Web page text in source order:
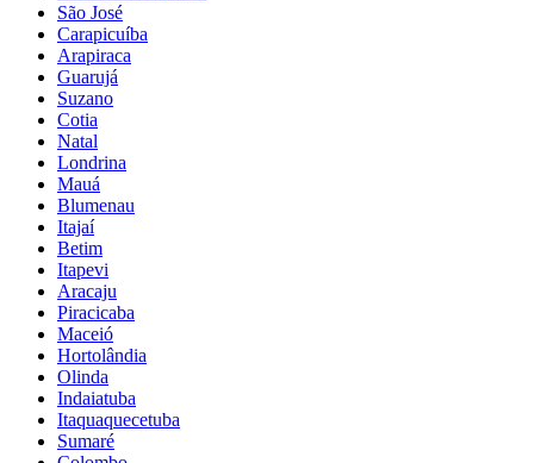
São José
Carapicuíba
Arapiraca
Guarujá
Suzano
Cotia
Natal
Londrina
Mauá
Blumenau
Itajaí
Betim
Itapevi
Aracaju
Piracicaba
Maceió
Hortolândia
Olinda
Indaiatuba
Itaquaquecetuba
Sumaré